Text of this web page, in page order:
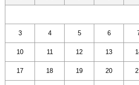
3 4 5 6
10 11 12 13
17 18 19 20